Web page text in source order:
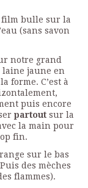
film bulle sur la
(sans savon
notre grand
laine jaune en
forme. C’est à
puis encore
partout sur la
la main pour
fin.
sur le bas
des mèches
flammes).